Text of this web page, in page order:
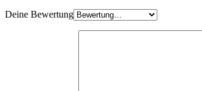
Deine Bewertung